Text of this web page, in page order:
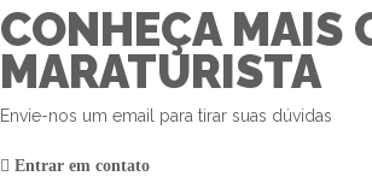
CONHEÇA MAIS
MARATURISTA
Envie-nos um email para tirar suas dúvidas
Entrar em contato